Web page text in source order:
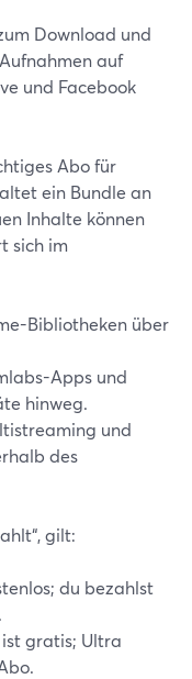
Download und
auf
und Facebook
Abo für
ein Bundle an
Inhalte können
sich im
Bibliotheken über
Apps und
hinweg.
und
des
gilt:
du bezahlst
gratis; Ultra